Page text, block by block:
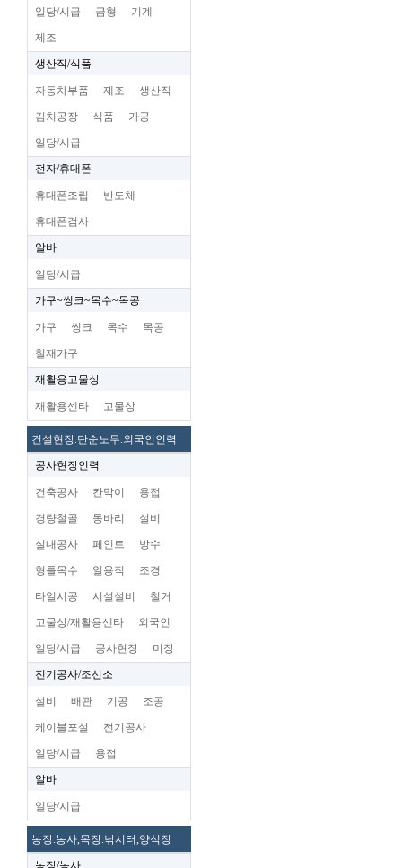
일당/시급 금형 기계
제조
생산직/식품
자동차부품 제조 생산직
김치공장 식품 가공
일당/시급
전자/휴대폰
휴대폰조립 반도체
휴대폰검사
알바
일당/시급
가구~씽크~목수~목공
가구 씽크 목수 목공
철재가구
재활용고물상
재활용센타 고물상
건설현장.단순노무.외국인인력
공사현장인력
건축공사 칸막이 용접
경량철골 동바리 설비
실내공사 페인트 방수
형틀목수 일용직 조경
타일시공 시설설비 철거
고물상/재활용센타 외국인
일당/시급 공사현장 미장
전기공사/조선소
설비 배관 기공 조공
케이블포설 전기공사
일당/시급 용접
알바
일당/시급
농장.농사,목장.낚시터,양식장
농장/농사